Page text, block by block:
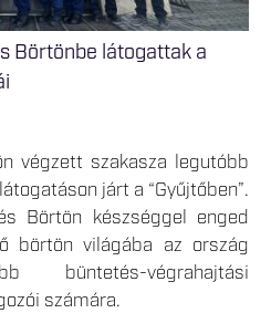
Börtönbe látogattak a
végzett szakasza legutóbb
járt a “Gyűjtőben”.
Börtön készséggel enged
börtön világába az ország
büntetés-végrahajtási
számára.